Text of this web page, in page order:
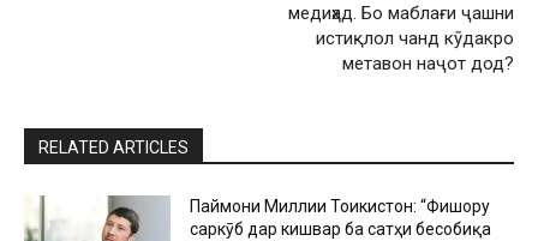
медиҳад. Бо маблағи ҷашни
истиқлол чанд кӯдакро
метавон наҷот дод?
RELATED ARTICLES
Паймони Миллии Тоҷикистон: “Фишору
саркӯб дар кишвар ба сатҳи бесобиқа